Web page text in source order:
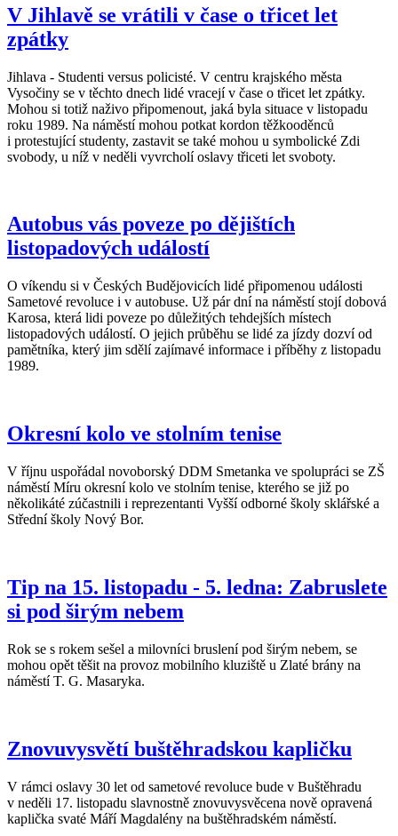
V Jihlavě se vrátili v čase o třicet let
zpátky
Jihlava - Studenti versus policisté. V centru krajského města
Vysočiny se v těchto dnech lidé vracejí v čase o třicet let zpátky.
Mohou si totiž naživo připomenout, jaká byla situace v listopadu
roku 1989. Na náměstí mohou potkat kordon těžkooděnců
i protestující studenty, zastavit se také mohou u symbolické Zdi
svobody, u níž v neděli vyvrcholí oslavy třiceti let svoboty.
Autobus vás poveze po dějištích
listopadových událostí
O víkendu si v Českých Budějovicích lidé připomenou události
Sametové revoluce i v autobuse. Už pár dní na náměstí stojí dobová
Karosa, která lidi poveze po důležitých tehdejších místech
listopadových událostí. O jejich průběhu se lidé za jízdy dozví od
pamětníka, který jim sdělí zajímavé informace i příběhy z listopadu
1989.
Okresní kolo ve stolním tenise
V říjnu uspořádal novoborský DDM Smetanka ve spolupráci se ZŠ
náměstí Míru okresní kolo ve stolním tenise, kterého se již po
několikáté zúčastnili i reprezentanti Vyšší odborné školy sklářské a
Střední školy Nový Bor.
Tip na 15. listopadu - 5. ledna: Zabruslete
si pod širým nebem
Rok se s rokem sešel a milovníci bruslení pod širým nebem, se
mohou opět těšit na provoz mobilního kluziště u Zlaté brány na
náměstí T. G. Masaryka.
Znovuvysvětí buštěhradskou kapličku
V rámci oslavy 30 let od sametové revoluce bude v Buštěhradu
v neděli 17. listopadu slavnostně znovuvysvěcena nově opravená
kaplička svaté Máří Magdalény na buštěhradském náměstí.